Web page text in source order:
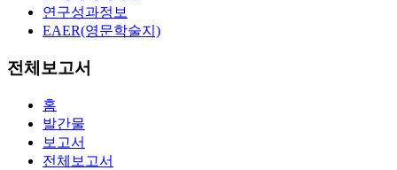
연구성과정보
EAER(영문학술지)
전체보고서
홈
발간물
보고서
전체보고서